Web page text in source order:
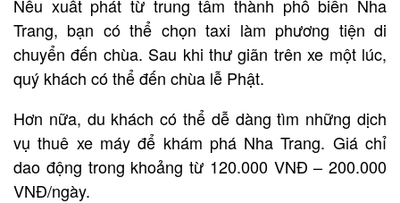
Nếu xuất phát từ trung tâm thành phố biển Nha
Trang, bạn có thể chọn taxi làm phương tiện di
chuyển đến chùa. Sau khi thư giãn trên xe một lúc,
quý khách có thể đến chùa lễ Phật.
Hơn nữa, du khách có thể dễ dàng tìm những dịch
vụ thuê xe máy để khám phá Nha Trang. Giá chỉ
dao động trong khoảng từ 120.000 VNĐ – 200.000
VNĐ/ngày.